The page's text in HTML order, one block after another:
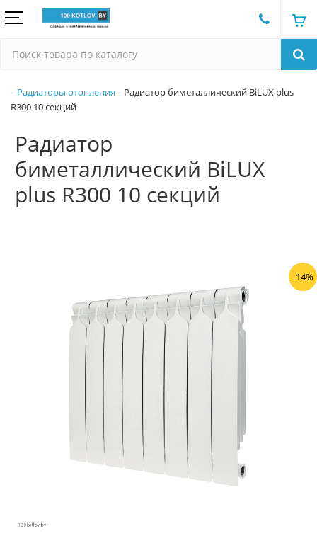
Радиаторы отопления
Радиатор биметаллический BiLUX plus
R300 10 секций
Радиатор
биметаллический BiLUX
plus R300 10 секций
-14%